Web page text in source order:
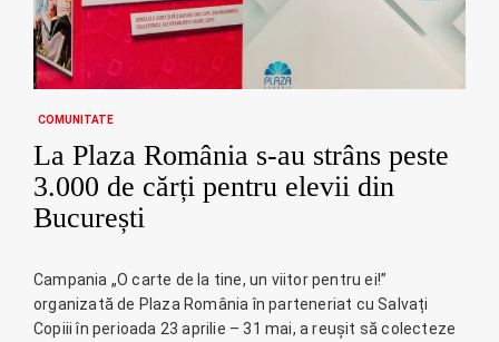
COMUNITATE
La Plaza România s-au strâns peste
3.000 de cărți pentru elevii din
București
Campania „O carte de la tine, un viitor pentru ei!”
organizată de Plaza România în parteneriat cu Salvați
Copiii în perioada 23 aprilie – 31 mai, a reușit să colecteze